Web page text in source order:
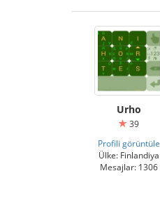
Urho
39
Profili görüntüle
Ülke: Finlandiya
Mesajlar: 1306